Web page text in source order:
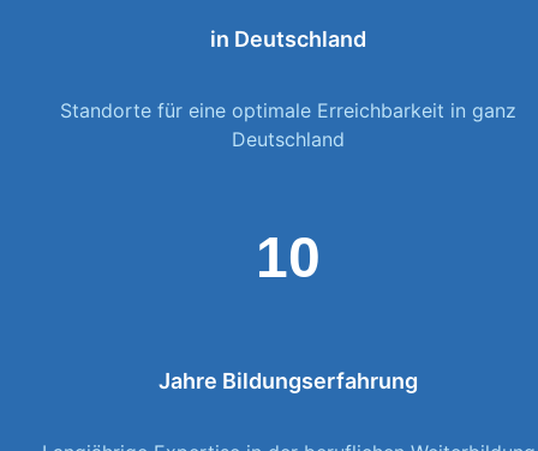
in Deutschland
Standorte für eine optimale Erreichbarkeit in ganz
Deutschland
10
Jahre Bildungserfahrung